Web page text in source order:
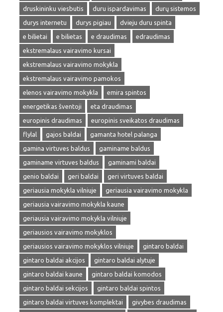
druskininku viesbutis
duru ispardavimas
durų sistemos
durys internetu
durys pigiau
dvieju duru spinta
e bilietai
e bilietas e draudimas
edraudimas
ekstremalaus vairavimo kursai
ekstremalaus vairavimo mokykla
ekstremalaus vairavimo pamokos
elenos vairavimo mokykla
emira spintos
energetikas šventoji
eta draudimas
europinis draudimas
europinis sveikatos draudimas
flylal
gajos baldai
gamanta hotel palanga
gamina virtuves baldus
gaminame baldus
gaminame virtuves baldus
gaminami baldai
genio baldai
geri baldai
geri virtuves baldai
geriausia mokykla vilniuje
geriausia vairavimo mokykla
geriausia vairavimo mokykla kaune
geriausia vairavimo mokykla vilniuje
geriausios vairavimo mokyklos
geriausios vairavimo mokyklos vilniuje
gintaro baldai
gintaro baldai akcijos
gintaro baldai alytuje
gintaro baldai kaune
gintaro baldai komodos
gintaro baldai sekcijos
gintaro baldai spintos
gintaro baldai virtuves komplektai
givybes draudimas